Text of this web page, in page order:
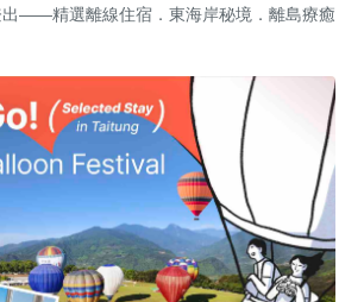
出——精選離線住宿．東海岸秘境．離島療癒